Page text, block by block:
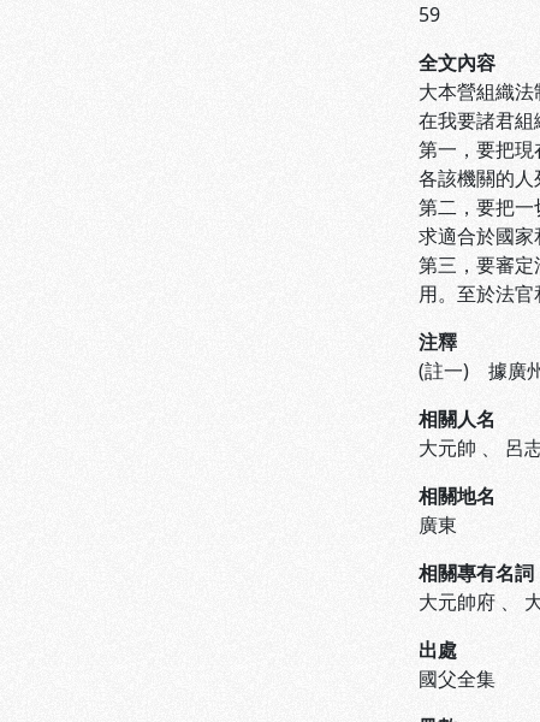
59
全文內容
大本營組織
在我要諸君組
第一，要把
各該機關的人
第二，要把
求適合於國家
第三，要審
用。至於法
注釋
(註一) 據廣州
相關人名
大元帥 、 呂
相關地名
廣東
相關專有名詞
大元帥府 、
出處
國父全集